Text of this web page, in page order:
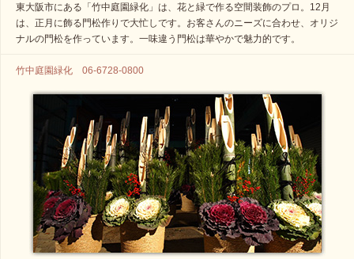
東大阪市にある「竹中庭園緑化」は、花と緑で作る空間装飾のプロ。12月
は、正月に飾る門松作りで大忙しです。お客さんのニーズに合わせ、オリジ
ナルの門松を作っています。一味違う門松は華やかで魅力的です。
竹中庭園緑化 06-6728-0800